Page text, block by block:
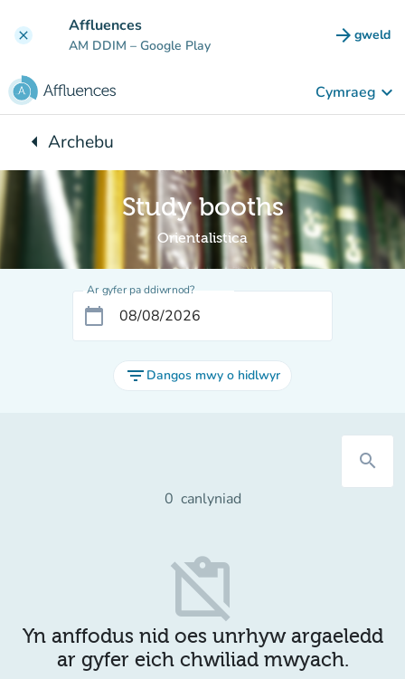
clear Affluences
AM DDIM – Google Play arrow_forward gweld
(tab
Cymraeg keyboard_arrow_down
arrow_leftYn ôl i:
Archebu
Study booths
Orientalistica
Ar gyfer pa ddiwrnod?
calendar_today
filter_list Dangos mwy o hidlwyr
search
0 canlyniad
content_paste_off
Yn anffodus nid oes unrhyw argaeledd
ar gyfer eich chwiliad mwyach.